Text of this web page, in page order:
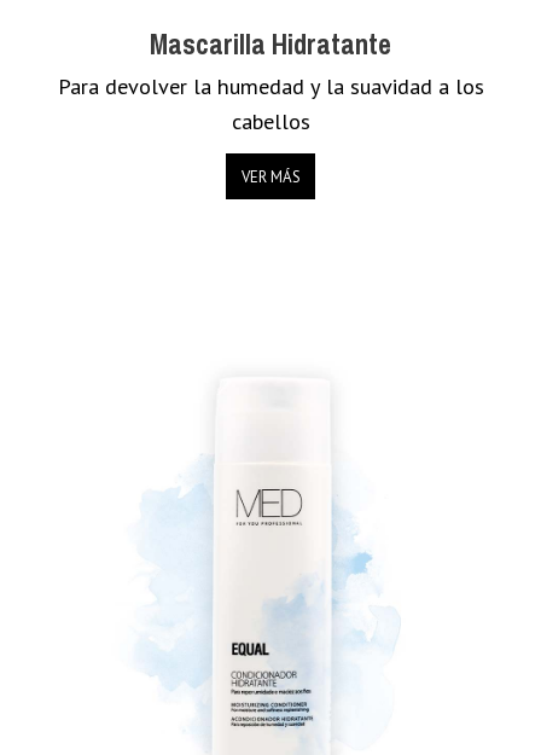
Mascarilla Hidratante
Para devolver la humedad y la suavidad a los
cabellos
VER MÁS